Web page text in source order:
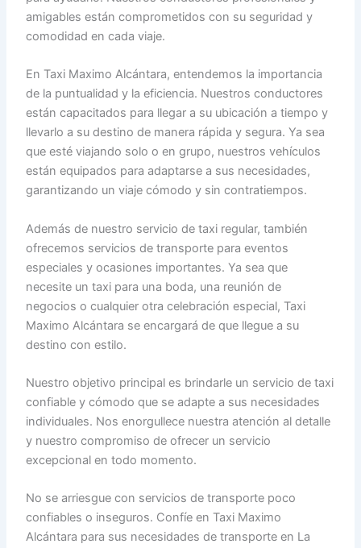
amigables están comprometidos con su seguridad y
comodidad en cada viaje.
En Taxi Maximo Alcántara, entendemos la importancia
de la puntualidad y la eficiencia. Nuestros conductores
están capacitados para llegar a su ubicación a tiempo y
llevarlo a su destino de manera rápida y segura. Ya sea
que esté viajando solo o en grupo, nuestros vehículos
están equipados para adaptarse a sus necesidades,
garantizando un viaje cómodo y sin contratiempos.
Además de nuestro servicio de taxi regular, también
ofrecemos servicios de transporte para eventos
especiales y ocasiones importantes. Ya sea que
necesite un taxi para una boda, una reunión de
negocios o cualquier otra celebración especial, Taxi
Maximo Alcántara se encargará de que llegue a su
destino con estilo.
Nuestro objetivo principal es brindarle un servicio de taxi
confiable y cómodo que se adapte a sus necesidades
individuales. Nos enorgullece nuestra atención al detalle
y nuestro compromiso de ofrecer un servicio
excepcional en todo momento.
No se arriesgue con servicios de transporte poco
confiables o inseguros. Confíe en Taxi Maximo
Alcántara para sus necesidades de transporte en La